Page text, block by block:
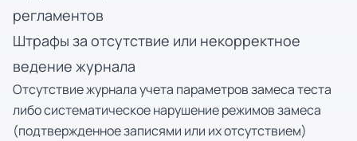
регламентов
Штрафы за отсутствие или некорректное
ведение журнала
Отсутствие журнала учета параметров замеса теста
либо систематическое нарушение режимов замеса
(подтвержденное записями или их отсутствием)